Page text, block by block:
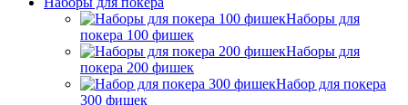
Наборы для
покера 100 фишек
Наборы для
покера 200 фишек
Набор для покера
300 фишек